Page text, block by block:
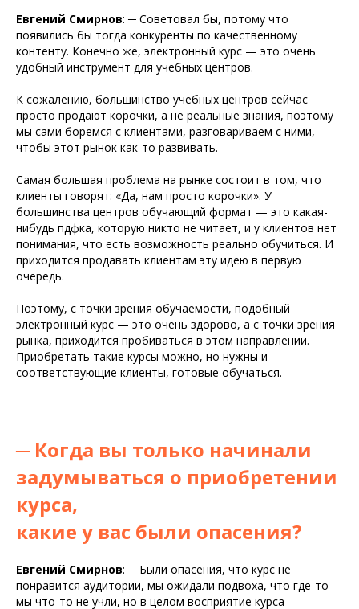
Евгений Смирнов: ─ Советовал бы, потому что
появились бы тогда конкуренты по качественному
контенту. Конечно же, электронный курс — это очень
удобный инструмент для учебных центров.
К сожалению, большинство учебных центров сейчас
просто продают корочки, а не реальные знания, поэтому
мы сами боремся с клиентами, разговариваем с ними,
чтобы этот рынок как-то развивать.
Самая большая проблема на рынке состоит в том, что
клиенты говорят: «Да, нам просто корочки». У
большинства центров обучающий формат — это какая-
нибудь пдфка, которую никто не читает, и у клиентов нет
понимания, что есть возможность реально обучиться. И
приходится продавать клиентам эту идею в первую
очередь.
Поэтому, с точки зрения обучаемости, подобный
электронный курс — это очень здорово, а с точки зрения
рынка, приходится пробиваться в этом направлении.
Приобретать такие курсы можно, но нужны и
соответствующие клиенты, готовые обучаться.
─ Когда вы только начинали
задумываться о приобретении
курса,
какие у вас были опасения?
Евгений Смирнов: ─ Были опасения, что курс не
понравится аудитории, мы ожидали подвоха, что где-то
мы что-то не учли, но в целом восприятие курса